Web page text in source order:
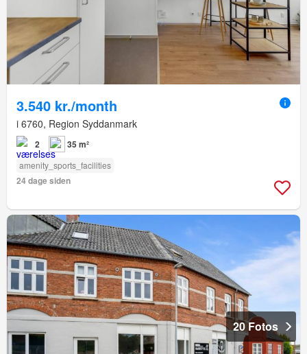
3.540 kr./month
i 6760, Region Syddanmark
2 35 m²
amenity_sports_facilities
24 dage siden
20 Fotos